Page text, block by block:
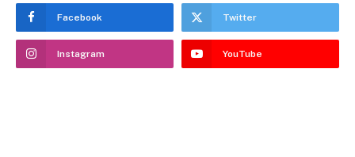
Facebook Twitter
Instagram YouTube